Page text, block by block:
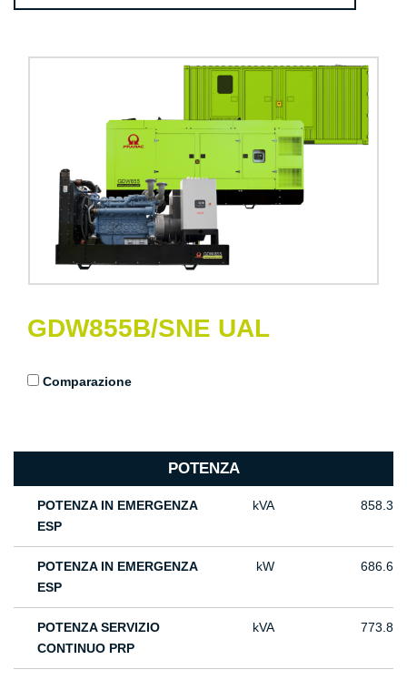
GDW855B/SNE UAL
Comparazione
POTENZA
POTENZA IN EMERGENZA
ESP
kVA 858.3
POTENZA IN EMERGENZA
ESP
kW 686.6
POTENZA SERVIZIO
CONTINUO PRP
kVA 773.8